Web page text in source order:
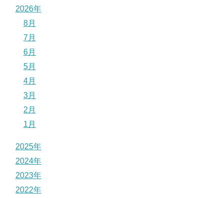
2026年
8月
7月
6月
5月
4月
3月
2月
1月
2025年
2024年
2023年
2022年